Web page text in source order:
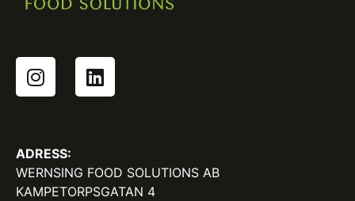
ADRESS:
WERNSING FOOD SOLUTIONS AB
KAMPETORPSGATAN 4